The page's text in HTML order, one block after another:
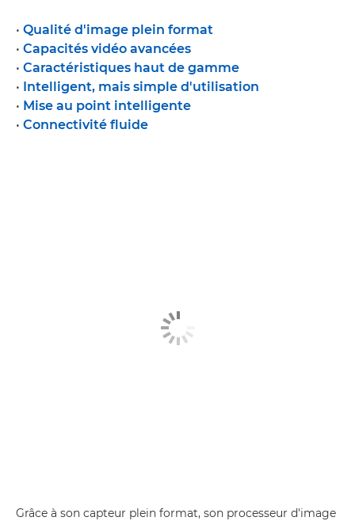
• Qualité d'image plein format
• Capacités vidéo avancées
• Caractéristiques haut de gamme
• Intelligent, mais simple d'utilisation
• Mise au point intelligente
• Connectivité fluide
Grâce à son capteur plein format, son processeur d'image